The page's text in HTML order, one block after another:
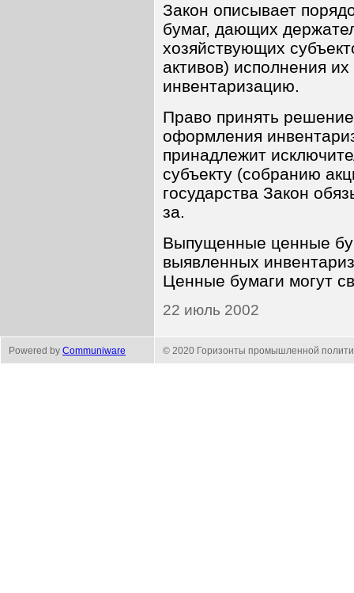
Закон описывает
бумаг, дающих
хозяйствующих
активов) исполнения
инвентаризацию.
Право принять
оформления
принадлежит
субъекту (собранию
государства Закон
за.
Выпущенные ценные
выявленных
Ценные бумаги могут
22 июль 2002
Powered by Communiware © 2020 Горизонты промышленной